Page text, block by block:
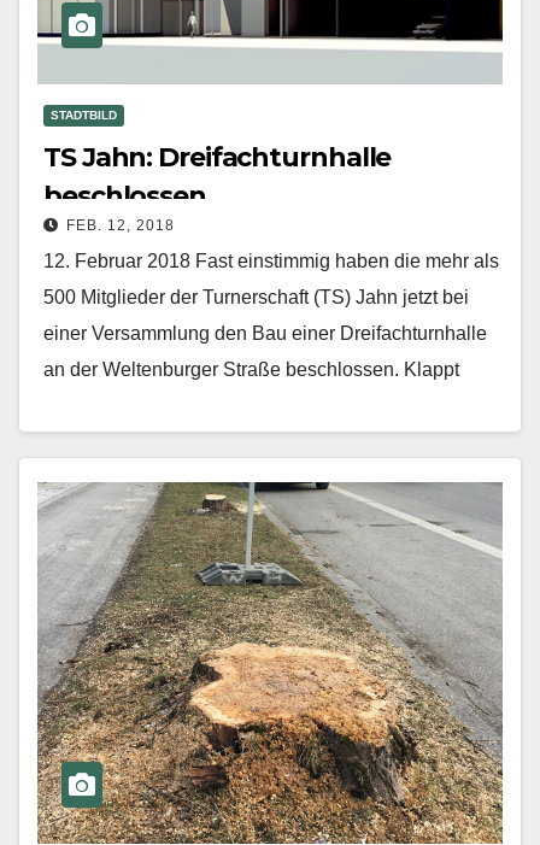
STADTBILD
TS Jahn: Dreifachturnhalle
beschlossen
FEB. 12, 2018
12. Februar 2018 Fast einstimmig haben die mehr als
500 Mitglieder der Turnerschaft (TS) Jahn jetzt bei
einer Ver­sammlung den Bau einer Dreifachturnhalle
an der Weltenburger Straße beschlossen. Klappt
Mehr erfahren